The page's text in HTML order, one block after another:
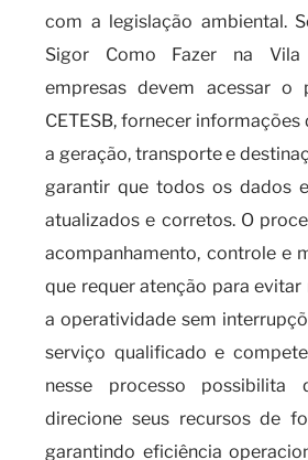
com a legislação ambiental.
Sigor Como Fazer na Vila
empresas devem acessar o
CETESB, fornecer
a geração, transporte e
garantir que todos os dados
atualizados e corretos. O
acompanhamento, controle e
que requer atenção para
a operatividade sem
serviço qualificado e
nesse processo possibilita
direcione seus recursos de
garantindo eficiência